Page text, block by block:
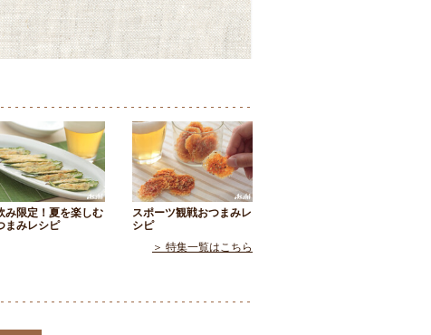
み限定！夏を楽しむ
まみレシピ
スポーツ観戦おつまみレ
シピ
＞ 特集一覧はこちら